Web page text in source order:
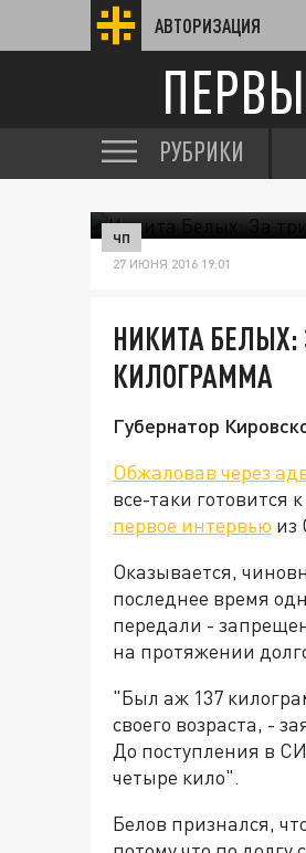
АВТОРИЗАЦИЯ
РУБРИКИ
ЧП
27 ИЮНЯ 2016 19:01
НИКИТА БЕЛЫХ:
КИЛОГРАММА
Губернатор
Обжаловав через
все-таки готовится
первое интервью из
Оказывается,
последнее время
передали -
на протяжении
"Был аж 137
своего возраста, -
До поступления в
четыре кило".
Белов признался,